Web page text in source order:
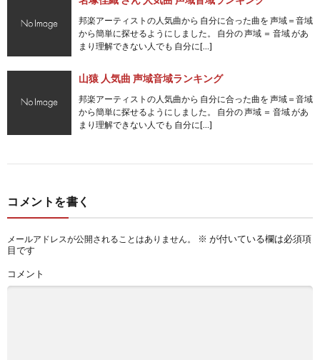
邦楽アーティストの人気曲から 自分に合った曲を 声域＝音域
から簡単に探せるようにしました。 自分の 声域 ＝ 音域 があ
まり理解できない人でも 自分に[…]
山猿 人気曲 声域音域ランキング
邦楽アーティストの人気曲から 自分に合った曲を 声域＝音域
から簡単に探せるようにしました。 自分の 声域 ＝ 音域 があ
まり理解できない人でも 自分に[…]
コメントを書く
メールアドレスが公開されることはありません。 ※ が付いている欄は必須項
目です
コメント